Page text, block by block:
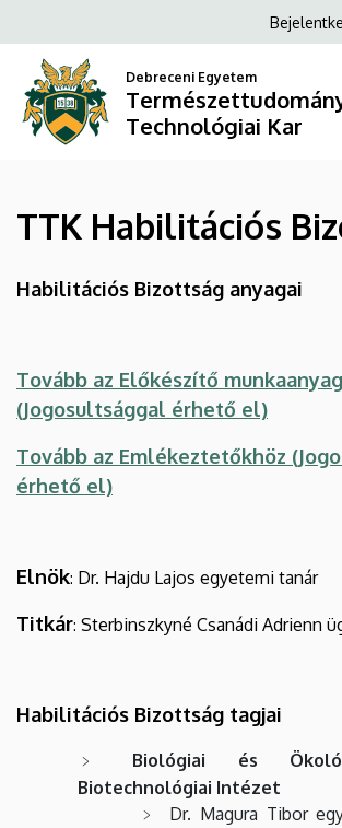
Habilitációs
Bizottság
Természettudományi
és
Technológiai
a
tartalomra
Anonim
fiók
menüje
Debreceni Egyetem
Technológiai Kar
TTK Habilitációs
Habilitációs Bizottság anyagai
Tovább az Előkészítő
(Jogosultsággal érhető el)
Tovább az Emlékeztetőkhöz
érhető el)
Elnök: Dr. Hajdu Lajos egyetemi tanár
Titkár: Sterbinszkyné Csanádi Adrienn
Habilitációs Bizottság tagjai
Biológiai és
Biotechnológiai Intézet
Dr. Magura Tibor